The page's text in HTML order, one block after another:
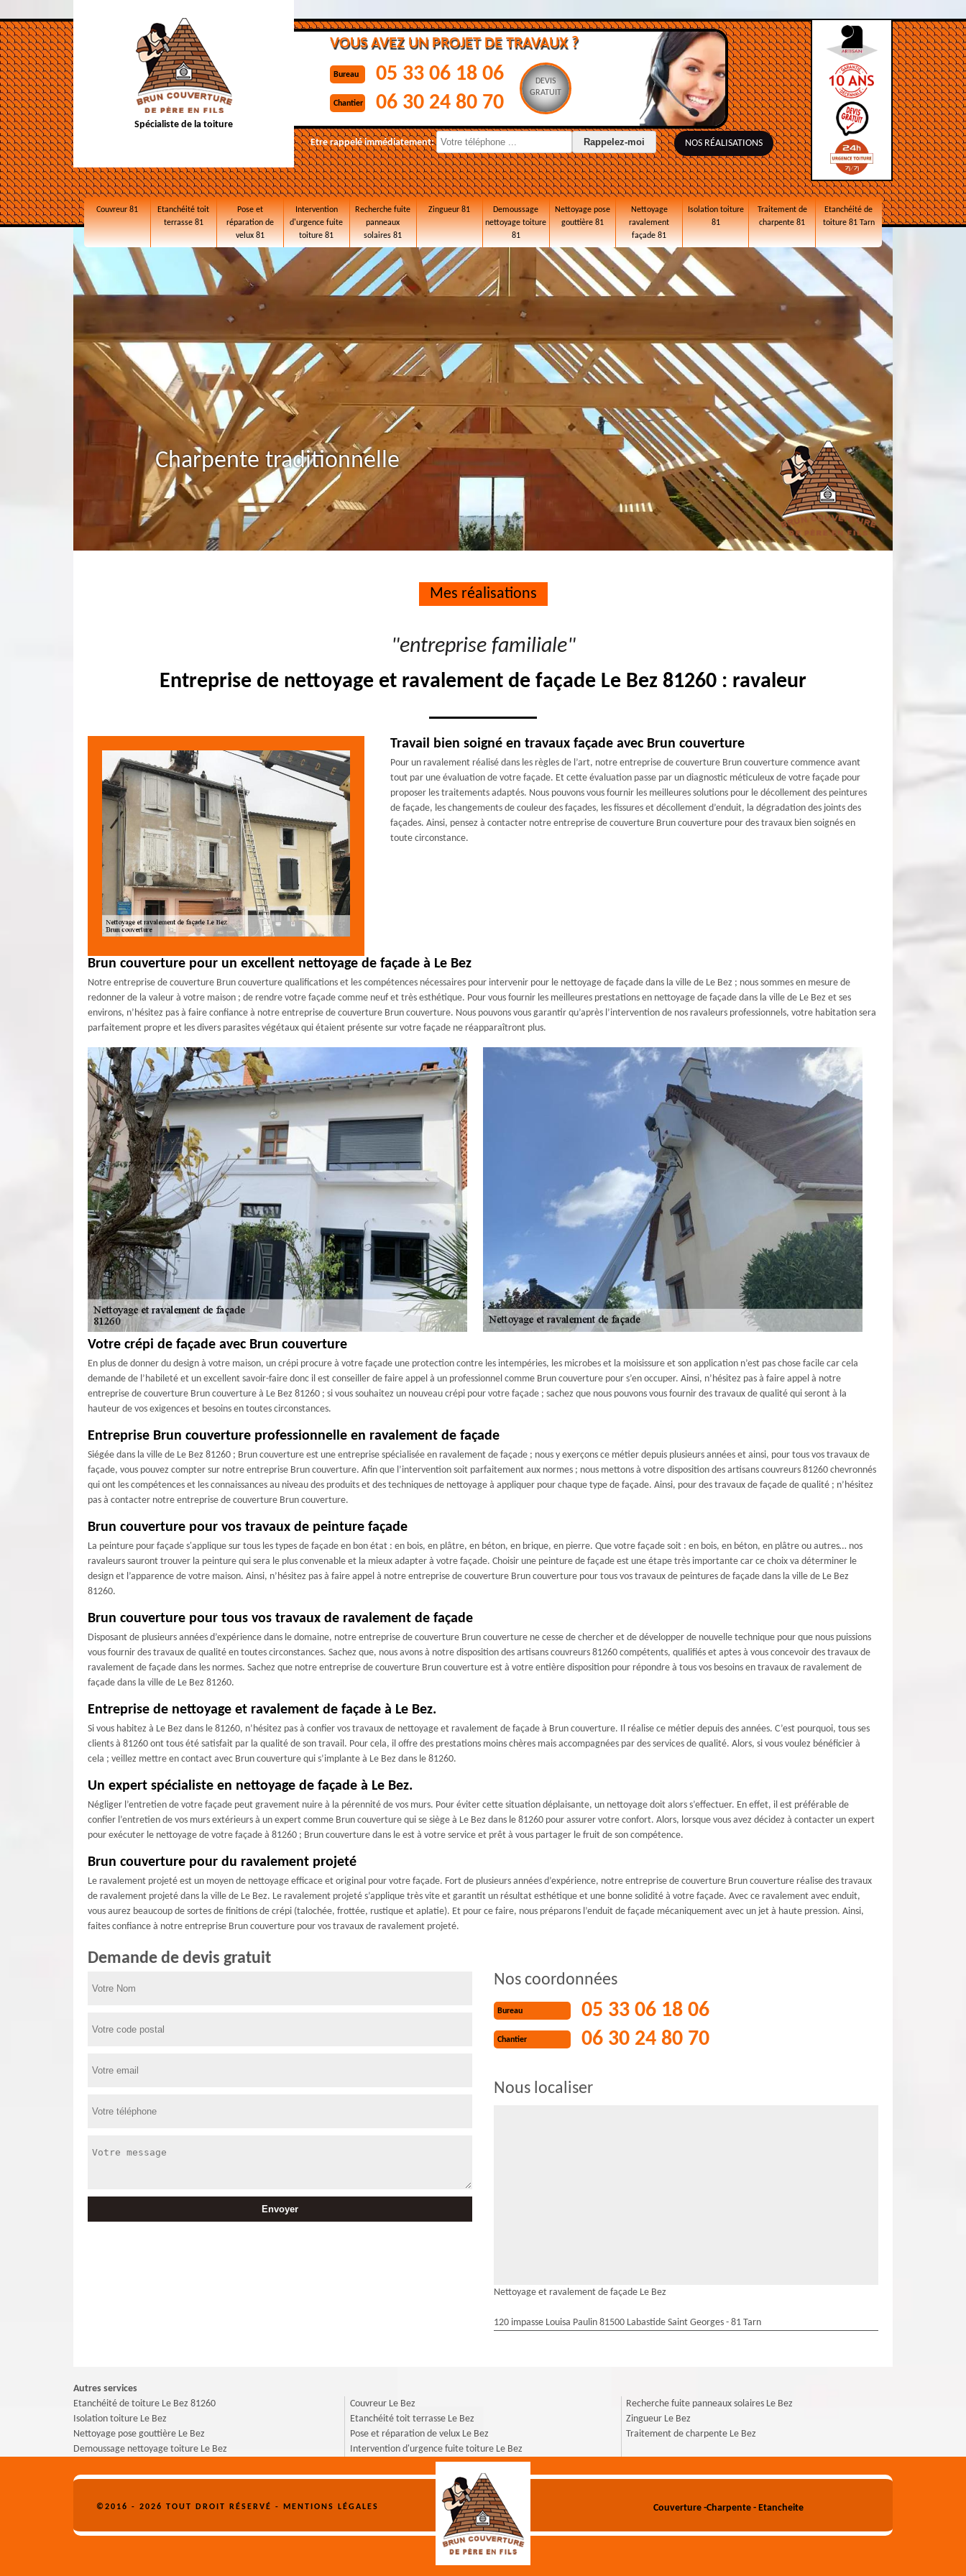
Spécialiste de la toiture
VOUS AVEZ UN PROJET DE TRAVAUX ?
Bureau 05 33 06 18 06
Chantier 06 30 24 80 70
DEVIS
GRATUIT
Etre rappelé immédiatement: NOS RÉALISATIONS
Couvreur 81
Etanchéité toit
terrasse 81
Pose et
réparation de
velux 81
Intervention
d'urgence fuite
toiture 81
Recherche fuite
panneaux
solaires 81
Zingueur 81
Demoussage
nettoyage toiture
81
Nettoyage pose
gouttière 81
Nettoyage
ravalement
façade 81
Isolation toiture
81
Traitement de
charpente 81
Etanchéité de
toiture 81 Tarn
Charpente traditionnelle
Mes réalisations
"entreprise familiale"
Entreprise de nettoyage et ravalement de façade Le Bez 81260 : ravaleur
Travail bien soigné en travaux façade avec Brun couverture
Pour un ravalement réalisé dans les règles de l’art, notre entreprise de couverture Brun couverture commence avant
tout par une évaluation de votre façade. Et cette évaluation passe par un diagnostic méticuleux de votre façade pour
proposer les traitements adaptés. Nous pouvons vous fournir les meilleures solutions pour le décollement des peintures
de façade, les changements de couleur des façades, les fissures et décollement d’enduit, la dégradation des joints des
façades. Ainsi, pensez à contacter notre entreprise de couverture Brun couverture pour des travaux bien soignés en
toute circonstance.
Brun couverture pour un excellent nettoyage de façade à Le Bez
Notre entreprise de couverture Brun couverture qualifications et les compétences nécessaires pour intervenir pour le nettoyage de façade dans la ville de Le Bez ; nous sommes en mesure de
redonner de la valeur à votre maison ; de rendre votre façade comme neuf et très esthétique. Pour vous fournir les meilleures prestations en nettoyage de façade dans la ville de Le Bez et ses
environs, n’hésitez pas à faire confiance à notre entreprise de couverture Brun couverture. Nous pouvons vous garantir qu’après l’intervention de nos ravaleurs professionnels, votre habitation sera
parfaitement propre et les divers parasites végétaux qui étaient présente sur votre façade ne réapparaîtront plus.
Votre crépi de façade avec Brun couverture
En plus de donner du design à votre maison, un crépi procure à votre façade une protection contre les intempéries, les microbes et la moisissure et son application n’est pas chose facile car cela
demande de l’habileté et un excellent savoir-faire donc il est conseiller de faire appel à un professionnel comme Brun couverture pour s’en occuper. Ainsi, n’hésitez pas à faire appel à notre
entreprise de couverture Brun couverture à Le Bez 81260 ; si vous souhaitez un nouveau crépi pour votre façade ; sachez que nous pouvons vous fournir des travaux de qualité qui seront à la
hauteur de vos exigences et besoins en toutes circonstances.
Entreprise Brun couverture professionnelle en ravalement de façade
Siégée dans la ville de Le Bez 81260 ; Brun couverture est une entreprise spécialisée en ravalement de façade ; nous y exerçons ce métier depuis plusieurs années et ainsi, pour tous vos travaux de
façade, vous pouvez compter sur notre entreprise Brun couverture. Afin que l’intervention soit parfaitement aux normes ; nous mettons à votre disposition des artisans couvreurs 81260 chevronnés
qui ont les compétences et les connaissances au niveau des produits et des techniques de nettoyage à appliquer pour chaque type de façade. Ainsi, pour des travaux de façade de qualité ; n’hésitez
pas à contacter notre entreprise de couverture Brun couverture.
Brun couverture pour vos travaux de peinture façade
La peinture pour façade s'applique sur tous les types de façade en bon état : en bois, en plâtre, en béton, en brique, en pierre. Que votre façade soit : en bois, en béton, en plâtre ou autres… nos
ravaleurs sauront trouver la peinture qui sera le plus convenable et la mieux adapter à votre façade. Choisir une peinture de façade est une étape très importante car ce choix va déterminer le
design et l’apparence de votre maison. Ainsi, n’hésitez pas à faire appel à notre entreprise de couverture Brun couverture pour tous vos travaux de peintures de façade dans la ville de Le Bez
81260.
Brun couverture pour tous vos travaux de ravalement de façade
Disposant de plusieurs années d’expérience dans le domaine, notre entreprise de couverture Brun couverture ne cesse de chercher et de développer de nouvelle technique pour que nous puissions
vous fournir des travaux de qualité en toutes circonstances. Sachez que, nous avons à notre disposition des artisans couvreurs 81260 compétents, qualifiés et aptes à vous concevoir des travaux de
ravalement de façade dans les normes. Sachez que notre entreprise de couverture Brun couverture est à votre entière disposition pour répondre à tous vos besoins en travaux de ravalement de
façade dans la ville de Le Bez 81260.
Entreprise de nettoyage et ravalement de façade à Le Bez.
Si vous habitez à Le Bez dans le 81260, n’hésitez pas à confier vos travaux de nettoyage et ravalement de façade à Brun couverture. Il réalise ce métier depuis des années. C’est pourquoi, tous ses
clients à 81260 ont tous été satisfait par la qualité de son travail. Pour cela, il offre des prestations moins chères mais accompagnées par des services de qualité. Alors, si vous voulez bénéficier à
cela ; veillez mettre en contact avec Brun couverture qui s’implante à Le Bez dans le 81260.
Un expert spécialiste en nettoyage de façade à Le Bez.
Négliger l’entretien de votre façade peut gravement nuire à la pérennité de vos murs. Pour éviter cette situation déplaisante, un nettoyage doit alors s’effectuer. En effet, il est préférable de
confier l’entretien de vos murs extérieurs à un expert comme Brun couverture qui se siège à Le Bez dans le 81260 pour assurer votre confort. Alors, lorsque vous avez décidez à contacter un expert
pour exécuter le nettoyage de votre façade à 81260 ; Brun couverture dans le est à votre service et prêt à vous partager le fruit de son compétence.
Brun couverture pour du ravalement projeté
Le ravalement projeté est un moyen de nettoyage efficace et original pour votre façade. Fort de plusieurs années d’expérience, notre entreprise de couverture Brun couverture réalise des travaux
de ravalement projeté dans la ville de Le Bez. Le ravalement projeté s’applique très vite et garantit un résultat esthétique et une bonne solidité à votre façade. Avec ce ravalement avec enduit,
vous aurez beaucoup de sortes de finitions de crépi (talochée, frottée, rustique et aplatie). Et pour ce faire, nous préparons l’enduit de façade mécaniquement avec un jet à haute pression. Ainsi,
faites confiance à notre entreprise Brun couverture pour vos travaux de ravalement projeté.
Demande de devis gratuit
Nos coordonnées
Bureau 05 33 06 18 06
Chantier 06 30 24 80 70
Nous localiser
Nettoyage et ravalement de façade Le Bez
120 impasse Louisa Paulin 81500 Labastide Saint Georges - 81 Tarn
Autres services
Etanchéité de toiture Le Bez 81260
Isolation toiture Le Bez
Nettoyage pose gouttière Le Bez
Demoussage nettoyage toiture Le Bez
Couvreur Le Bez
Etanchéité toit terrasse Le Bez
Pose et réparation de velux Le Bez
Intervention d'urgence fuite toiture Le Bez
Recherche fuite panneaux solaires Le Bez
Zingueur Le Bez
Traitement de charpente Le Bez
©2016 - 2026 TOUT DROIT RÉSERVÉ - MENTIONS LÉGALES Couverture -Charpente - Etancheite